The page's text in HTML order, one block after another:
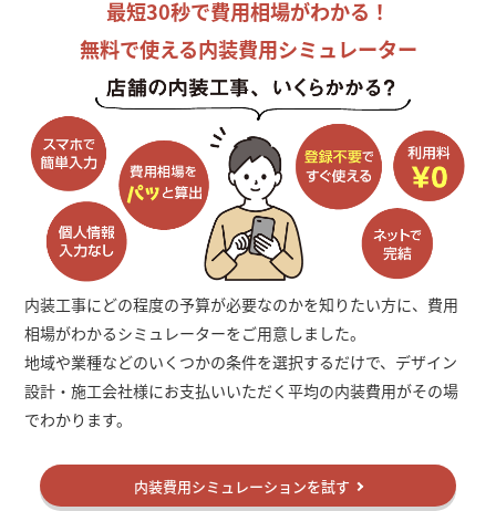
最短30秒で費用相場がわかる！
無料で使える内装費用シミュレーター
内装工事にどの程度の予算が必要なのかを知りたい方に、費用
相場がわかるシミュレーターをご用意しました。
地域や業種などのいくつかの条件を選択するだけで、デザイン
設計・施工会社様にお支払いいただく平均の内装費用がその場
でわかります。
内装費用シミュレーションを試す